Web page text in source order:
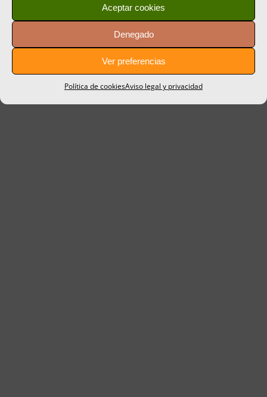
Aceptar cookies
Denegado
Ver preferencias
Política de cookiesAviso legal y privacidad